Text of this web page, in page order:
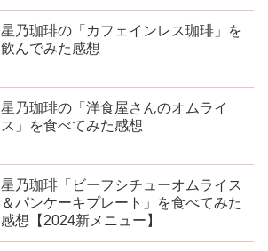
星乃珈琲の「カフェインレス珈琲」を
飲んでみた感想
星乃珈琲の「洋食屋さんのオムライ
ス」を食べてみた感想
星乃珈琲「ビーフシチューオムライス
＆パンケーキプレート」を食べてみた
感想【2024新メニュー】